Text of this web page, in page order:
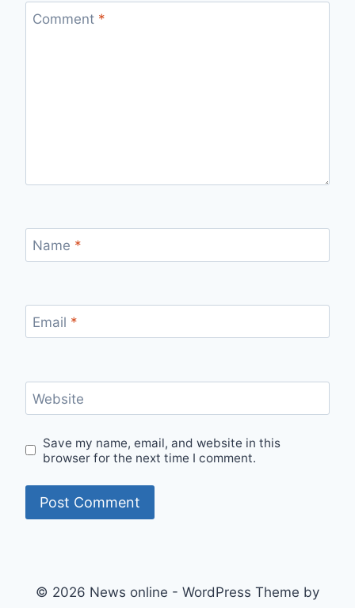
Comment *
Name *
Email *
Website
Save my name, email, and website in this
browser for the next time I comment.
© 2026 News online - WordPress Theme by